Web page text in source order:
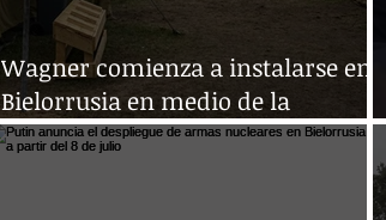
Wagner comienza a instalarse en
Bielorrusia en medio de la
incertidumbre sobre su futuro